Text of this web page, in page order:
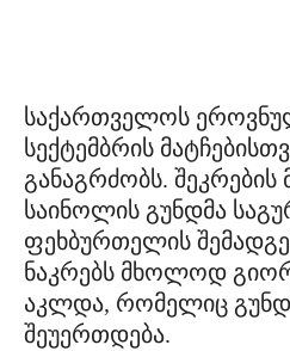
საქართველოს
სექტემბრის
განაგრძობს.
საინოლის გუნდმა
ფეხბურთელის
ნაკრებს მხოლოდ
აკლდა, რომელიც
შეუერთდება.